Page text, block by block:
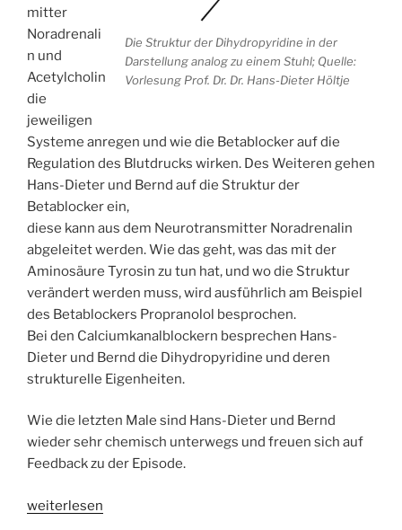
Die Struktur der Dihydropyridine in der
Darstellung analog zu einem Stuhl; Quelle:
Vorlesung Prof. Dr. Dr. Hans-Dieter Höltje
mitter
Noradrenali
n und
Acetylcholin
die
jeweiligen
Systeme anregen und wie die Betablocker auf die
Regulation des Blutdrucks wirken. Des Weiteren gehen
Hans-Dieter und Bernd auf die Struktur der
Betablocker ein,
diese kann aus dem Neurotransmitter Noradrenalin
abgeleitet werden. Wie das geht, was das mit der
Aminosäure Tyrosin zu tun hat, und wo die Struktur
verändert werden muss, wird ausführlich am Beispiel
des Betablockers Propranolol besprochen.
Bei den Calciumkanalblockern besprechen Hans-
Dieter und Bernd die Dihydropyridine und deren
strukturelle Eigenheiten.
Wie die letzten Male sind Hans-Dieter und Bernd
wieder sehr chemisch unterwegs und freuen sich auf
Feedback zu der Episode.
„WSR050
weiterlesen